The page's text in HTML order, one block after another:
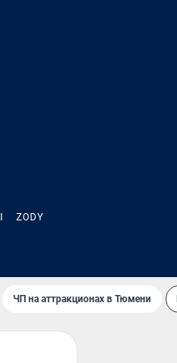
ZODY
ЧП на аттракционах в Тюмени